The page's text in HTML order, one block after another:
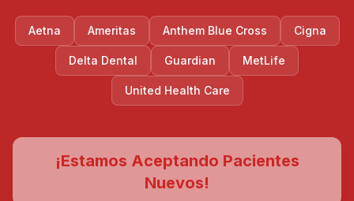
Aetna Ameritas Anthem Blue Cross Cigna
Delta Dental Guardian MetLife
United Health Care
¡Estamos Aceptando Pacientes
Nuevos!